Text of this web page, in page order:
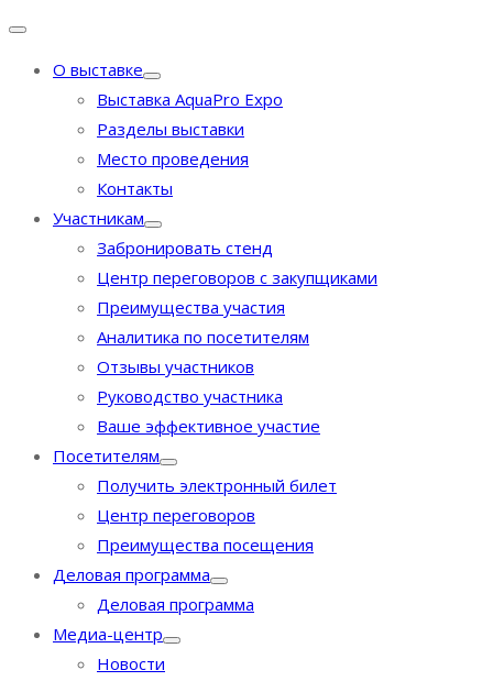
О выставке
Выставка AquaPro Expo
Разделы выставки
Место проведения
Контакты
Участникам
Забронировать стенд
Центр переговоров с закупщиками
Преимущества участия
Аналитика по посетителям
Отзывы участников
Руководство участника
Ваше эффективное участие
Посетителям
Получить электронный билет
Центр переговоров
Преимущества посещения
Деловая программа
Деловая программа
Медиа-центр
Новости